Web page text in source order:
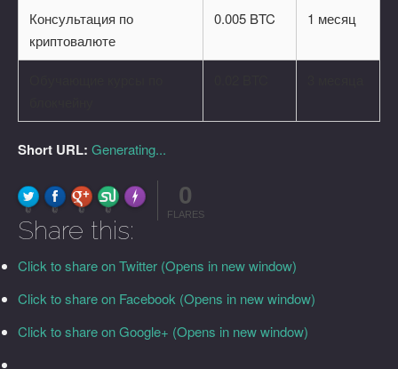
Консультация по
криптовалюте
0.005 BTC 1 месяц
Short URL: Generating...
0 0 0 0
Made with FLARE
0
FLARES
Share this:
Click to share on Twitter (Opens in new window)
Click to share on Facebook (Opens in new window)
Click to share on Google+ (Opens in new window)